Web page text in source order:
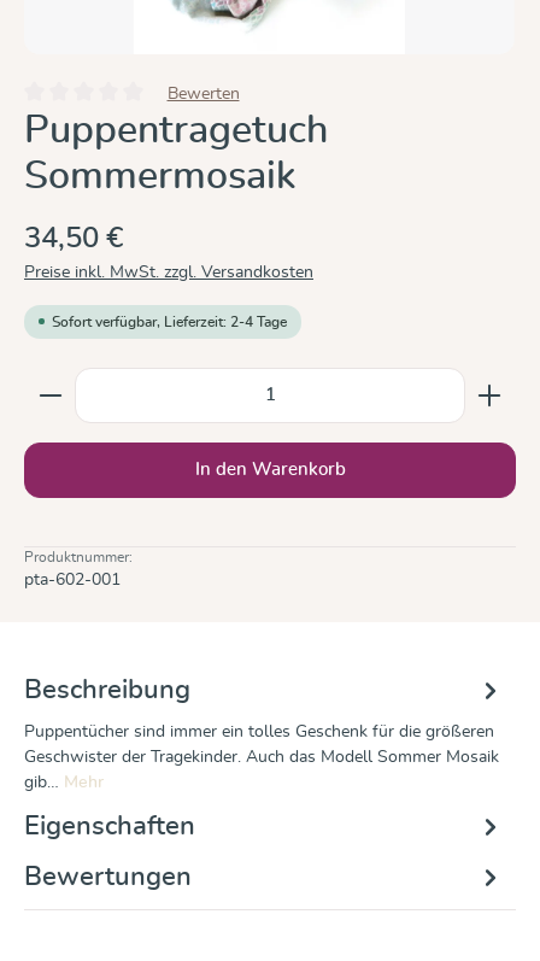
Durchschnittliche Bewertung von 0 von 5 Sternen
Bewerten
Puppentragetuch
Sommermosaik
34,50 €
Preise inkl. MwSt. zzgl. Versandkosten
Sofort verfügbar, Lieferzeit: 2-4 Tage
Produkt Anzahl: Gib den gewünschten Wert ein
In den Warenkorb
Produktnummer:
pta-602-001
Beschreibung
Puppentücher sind immer ein tolles Geschenk für die größeren
Geschwister der Tragekinder. Auch das Modell Sommer Mosaik
gib… Mehr
Eigenschaften
Bewertungen